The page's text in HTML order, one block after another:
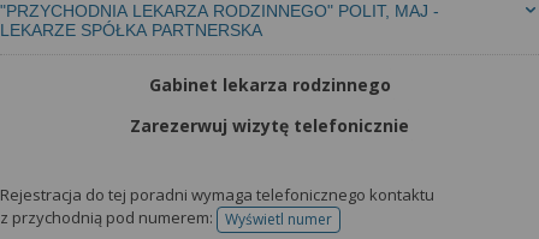
"PRZYCHODNIA LEKARZA RODZINNEGO" POLIT, MAJ -
LEKARZE SPÓŁKA PARTNERSKA
Gabinet lekarza rodzinnego
Zarezerwuj wizytę telefonicznie
Rejestracja do tej poradni wymaga telefonicznego kontaktu
z przychodnią pod numerem:
Wyświetl numertelefonu do rejestracji